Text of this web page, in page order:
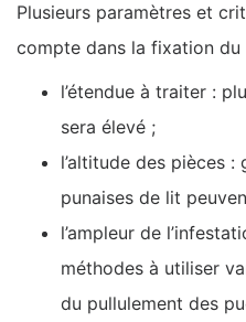
Plusieurs paramètres et
compte dans la fixation
l’étendue à traiter :
sera élevé ;
l’altitude des pièces :
punaises de lit
l’ampleur de
méthodes à utiliser
du pullulement des